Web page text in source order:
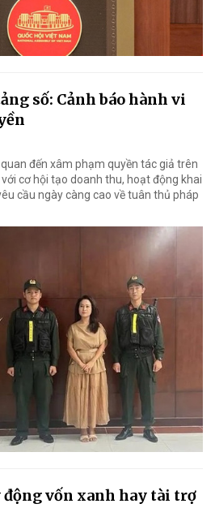
số: Cảnh báo hành vi
quan đến xâm phạm quyền tác giả trên
cơ hội tạo doanh thu, hoạt động khai
cầu ngày càng cao về tuân thủ pháp
vốn xanh hay tài trợ